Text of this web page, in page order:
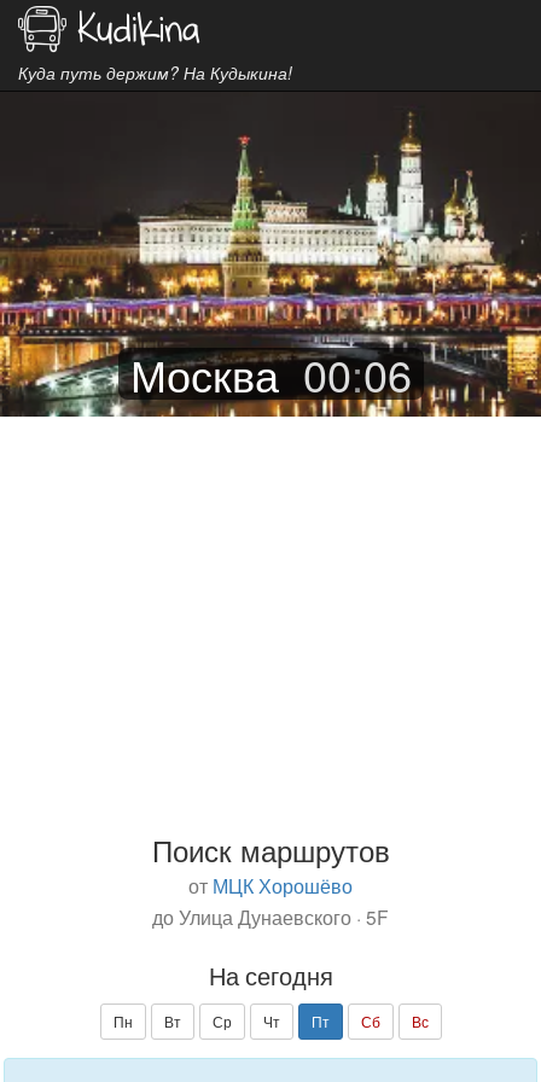
Куда путь держим? На Кудыкина!
Москва 00:06
Поиск маршрутов
от МЦК Хорошёво
до Улица Дунаевского · 5F
На сегодня
Пн Вт Ср Чт Пт Сб Вс